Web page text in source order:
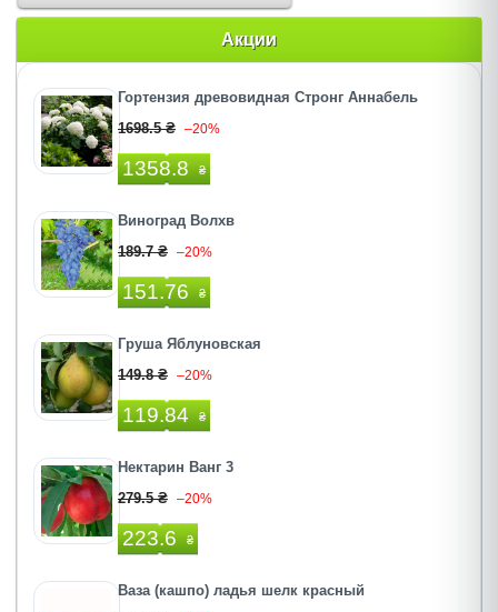
Акции
Гортензия древовидная Стронг Аннабель
1698.5 ₴ –20%
1358.8 ₴
Виноград Волхв
189.7 ₴ –20%
151.76 ₴
Груша Яблуновская
149.8 ₴ –20%
119.84 ₴
Нектарин Ванг 3
279.5 ₴ –20%
223.6 ₴
Ваза (кашпо) ладья шелк красный